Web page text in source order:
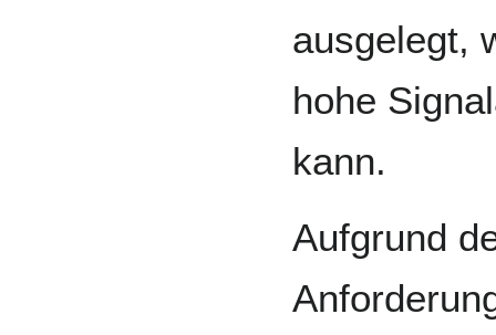
ausgelegt,
hohe
kann.
Aufgrund